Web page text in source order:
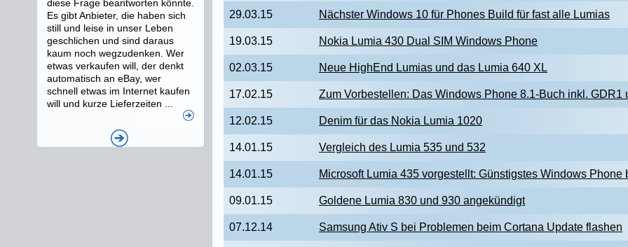
29.03.15 Nächster Windows 10 für Phones Build für fast alle Lumias
19.03.15 Nokia Lumia 430 Dual SIM Windows Phone
02.03.15 Neue HighEnd Lumias und das Lumia 640 XL
17.02.15 Zum Vorbestellen: Das Windows Phone 8.1-Buch inkl. GDR1
12.02.15 Denim für das Nokia Lumia 1020
14.01.15 Vergleich des Lumia 535 und 532
14.01.15 Microsoft Lumia 435 vorgestellt: Günstigstes Windows Phone
09.01.15 Goldene Lumia 830 und 930 angekündigt
07.12.14 Samsung Ativ S bei Problemen beim Cortana Update flashen
diese Frage beantworten könnte.
Es gibt Anbieter, die haben sich
still und leise in unser Leben
geschlichen und sind daraus
kaum noch wegzudenken. Wer
etwas verkaufen will, der denkt
automatisch an eBay, wer
schnell etwas im Internet kaufen
will und kurze Lieferzeiten ...